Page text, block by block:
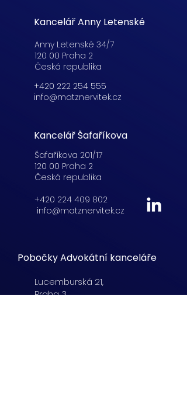
Kancelář Anny Letenské
Anny Letenské 34/7
120 00 Praha 2
Česká republika
+420 222 254 555
info@matznervitek.cz
Kancelář Šafaříkova
Šafaříkova 201/17
120 00 Praha 2
Česká republika
+420 224 409 802
info@matznervitek.cz
Pobočky Advokátní kanceláře
Lucemburská 21,
Praha 3